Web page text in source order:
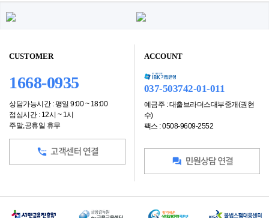
CUSTOMER
1668-0935
상담가능시간 : 평일 9:00 ~ 18:00
점심시간 : 12시 ~ 1시
주말,공휴일 휴무
ACCOUNT
037-503742-01-011
예금주 : 대출브라더스대부중개(권현
수)
팩스 : 0508-9609-2552